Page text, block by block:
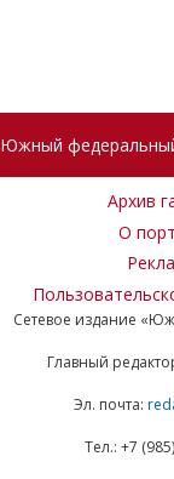
Архив
О
Сетевое издание
Главный
Эл. почта:
Тел.: +7